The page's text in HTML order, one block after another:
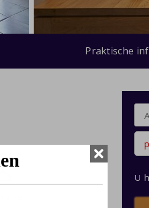
Praktische
U